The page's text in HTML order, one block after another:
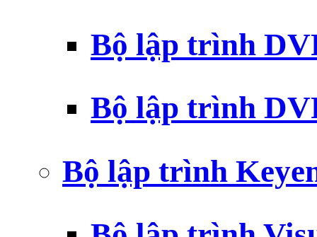
Bộ lập trình
Bộ lập trình
Bộ lập trình